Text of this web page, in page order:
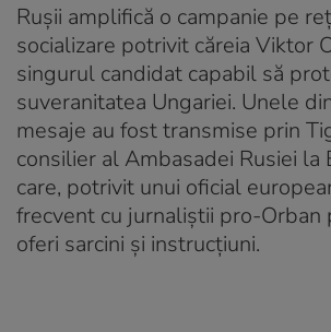
Rușii amplifică o campanie pe
socializare potrivit căreia Viktor
singurul candidat capabil să
suveranitatea Ungariei. Unele
mesaje au fost transmise prin
consilier al Ambasadei Rusiei la
care, potrivit unui oficial
frecvent cu jurnaliștii pro-Orban
oferi sarcini și instrucțiuni.